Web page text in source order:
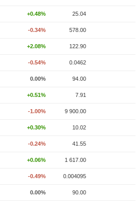
+0.48% 25.04
-0.34% 578.00
+2.08% 122.90
-0.54% 0.0462
0.00% 94.00
+0.51% 7.91
-1.00% 9 900.00
+0.30% 10.02
-0.24% 41.55
+0.06% 1 617.00
-0.49% 0.004095
0.00% 90.00